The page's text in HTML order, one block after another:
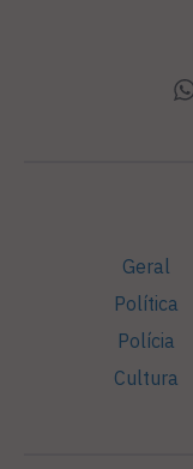
Geral
Política
Polícia
Cultura